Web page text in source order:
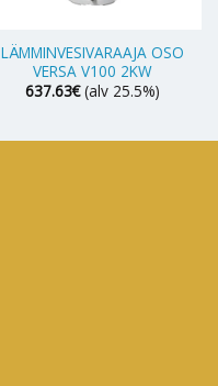
LÄMMINVESIVARAAJA OSO
VERSA V100 2KW
637.63€ (alv 25.5%)